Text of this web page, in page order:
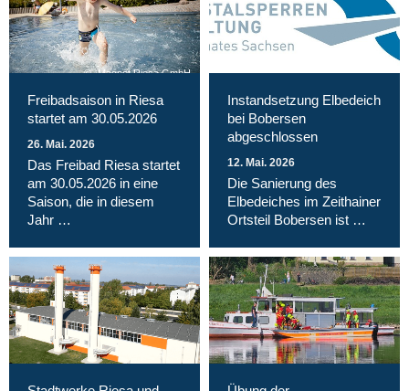
Magnet Riesa GmbH
Freibadsaison in Riesa
startet am 30.05.2026
26. Mai. 2026
Das Freibad Riesa startet
am 30.05.2026 in eine
Saison, die in diesem
Jahr …
Instandsetzung Elbedeich
bei Bobersen
abgeschlossen
12. Mai. 2026
Die Sanierung des
Elbedeiches im Zeithainer
Ortsteil Bobersen ist …